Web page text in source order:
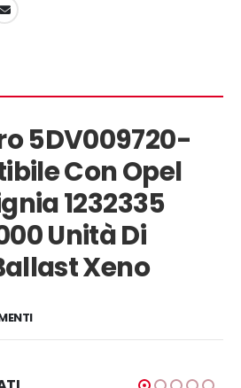
5DV009720-
Con Opel
1232335
Unità Di
Xeno